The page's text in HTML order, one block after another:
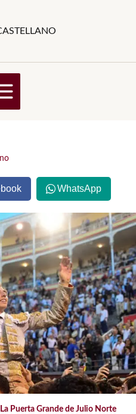
WhatsApp
Puerta Grande de Julio Norte